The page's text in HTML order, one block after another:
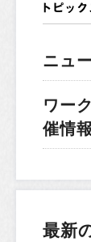
ニュ
ワー
催情報
最新